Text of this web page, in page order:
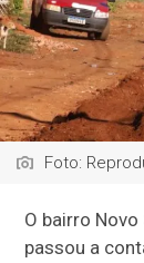
Foto:
O bairro
passou a